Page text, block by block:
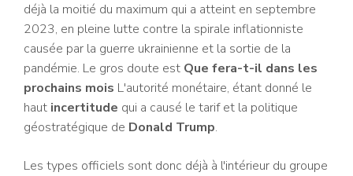
déjà la moitié du maximum qui a atteint en septembre
2023, en pleine lutte contre la spirale inflationniste
causée par la guerre ukrainienne et la sortie de la
pandémie. Le gros doute est Que fera-t-il dans les
prochains mois L'autorité monétaire, étant donné le
haut incertitude qui a causé le tarif et la politique
géostratégique de Donald Trump.
Les types officiels sont donc déjà à l'intérieur du groupe